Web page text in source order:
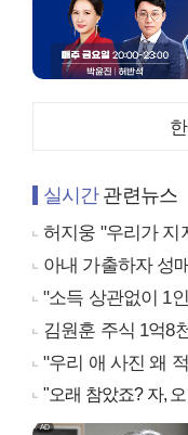
실시간관련뉴스
허지웅 "우리가 지
아내 가출하자 성
"소득 상관없이 1
김원훈 주식 1억8
"우리 애 사진 왜
"오래 참았죠? 자,